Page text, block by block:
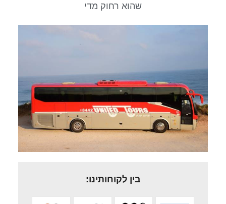
שהוא רחוק מדי
בין לקוחותינו: